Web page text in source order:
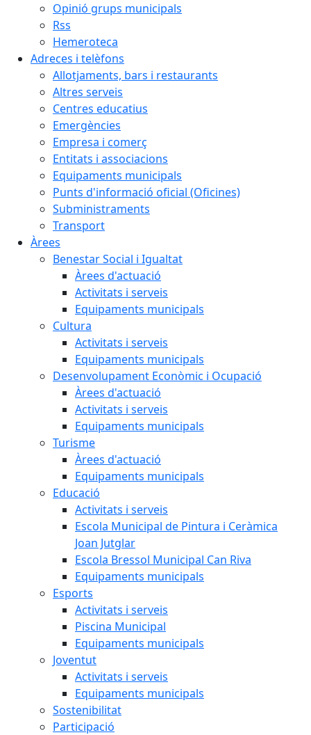
Opinió grups municipals
Rss
Hemeroteca
Adreces i telèfons
Allotjaments, bars i restaurants
Altres serveis
Centres educatius
Emergències
Empresa i comerç
Entitats i associacions
Equipaments municipals
Punts d'informació oficial (Oficines)
Subministraments
Transport
Àrees
Benestar Social i Igualtat
Àrees d'actuació
Activitats i serveis
Equipaments municipals
Cultura
Activitats i serveis
Equipaments municipals
Desenvolupament Econòmic i Ocupació
Àrees d'actuació
Activitats i serveis
Equipaments municipals
Turisme
Àrees d'actuació
Equipaments municipals
Educació
Activitats i serveis
Escola Municipal de Pintura i Ceràmica
Joan Jutglar
Escola Bressol Municipal Can Riva
Equipaments municipals
Esports
Activitats i serveis
Piscina Municipal
Equipaments municipals
Joventut
Activitats i serveis
Equipaments municipals
Sostenibilitat
Participació